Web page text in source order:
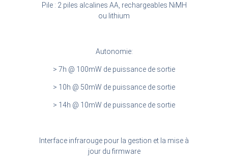
Pile : 2 piles alcalines AA, rechargeables NiMH
ou lithium
Autonomie:
> 7h @ 100mW de puissance de sortie
> 10h @ 50mW de puissance de sortie
> 14h @ 10mW de puissance de sortie
Interface infrarouge pour la gestion et la mise à
jour du firmware